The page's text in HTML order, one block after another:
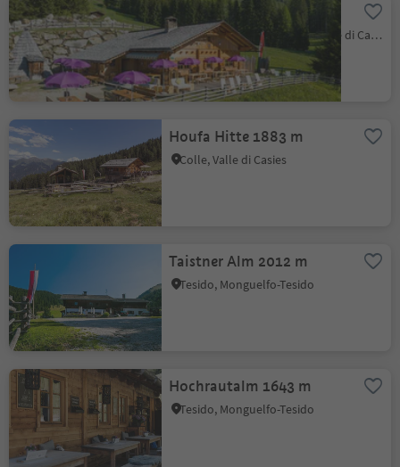
Messnerhütte 1660 m
S. Maddalena - Val Casies, Valle di Casies
Houfa Hitte 1883 m
Colle, Valle di Casies
Taistner Alm 2012 m
Tesido, Monguelfo-Tesido
Hochrautalm 1643 m
Tesido, Monguelfo-Tesido